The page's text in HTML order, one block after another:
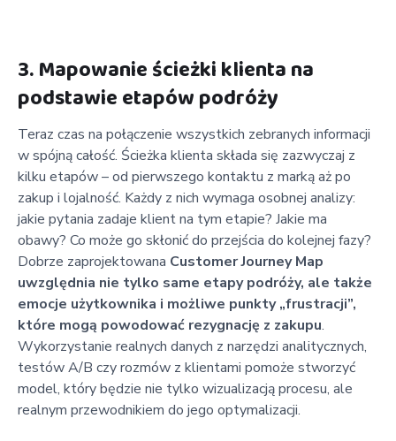
3. Mapowanie ścieżki klienta na
podstawie etapów podróży
Teraz czas na połączenie wszystkich zebranych informacji
w spójną całość. Ścieżka klienta składa się zazwyczaj z
kilku etapów – od pierwszego kontaktu z marką aż po
zakup i lojalność. Każdy z nich wymaga osobnej analizy:
jakie pytania zadaje klient na tym etapie? Jakie ma
obawy? Co może go skłonić do przejścia do kolejnej fazy?
Dobrze zaprojektowana Customer Journey Map
uwzględnia nie tylko same etapy podróży, ale także
emocje użytkownika i możliwe punkty „frustracji”,
które mogą powodować rezygnację z zakupu.
Wykorzystanie realnych danych z narzędzi analitycznych,
testów A/B czy rozmów z klientami pomoże stworzyć
model, który będzie nie tylko wizualizacją procesu, ale
realnym przewodnikiem do jego optymalizacji.